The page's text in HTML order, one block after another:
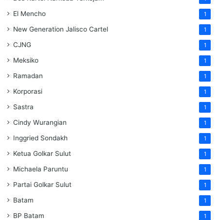
El Mencho 1
New Generation Jalisco Cartel 1
CJNG 1
Meksiko 1
Ramadan 1
Korporasi 1
Sastra 1
Cindy Wurangian 1
Inggried Sondakh 1
Ketua Golkar Sulut 1
Michaela Paruntu 1
Partai Golkar Sulut 1
Batam 1
BP Batam 1